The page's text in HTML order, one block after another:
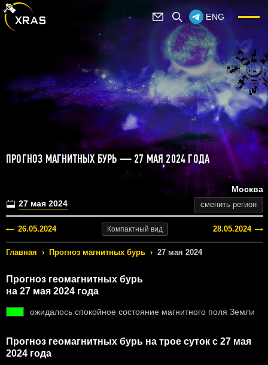
ENG
ПРОГНОЗ МАГНИТНЫХ БУРЬ — 27 МАЯ 2024 ГОДА
27 мая 2024
Москва
сменить регион
26.05.2024 Компактный вид 28.05.2024
Главная › Прогноз магнитных бурь › 27 мая 2024
Прогноз геомагнитных бурь
на 27 мая 2024 года
ожидалось спокойное состояние магнитного поля Земли
Прогноз геомагнитных бурь на трое суток с 27 мая
2024 года